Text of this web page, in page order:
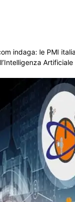
indaga: le PMI
Artificiale